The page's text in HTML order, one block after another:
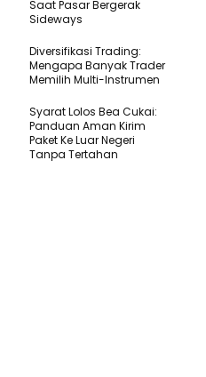
Saat Pasar Bergerak
Sideways
Diversifikasi Trading:
Mengapa Banyak Trader
Memilih Multi-Instrumen
Syarat Lolos Bea Cukai:
Panduan Aman Kirim
Paket Ke Luar Negeri
Tanpa Tertahan